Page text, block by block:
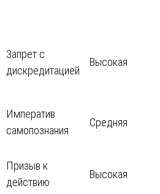
Запрет с
дискредитацией
Высокая
Императив
самопознания
Средняя
Призыв к
действию
Высокая